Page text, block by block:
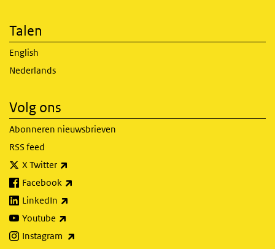
Talen
English
Nederlands
Volg ons
Abonneren nieuwsbrieven
RSS feed
X Twitter
Facebook
LinkedIn
Youtube
Instagram